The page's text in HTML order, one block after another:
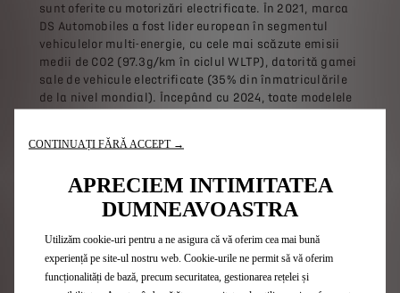
sunt oferite cu motorizări electrificate. În 2021, marca
DS Automobiles a fost lider european în segmentul
vehiculelor multi-energie, cu cele mai scăzute emisii
medii de CO2 (97.3g/km în ciclul WLTP), datorită gamei
sale de vehicule electrificate (35% din înmatriculările
de la nivel mondial). Începând cu 2024, toate modelele
moștenire excepțională, marca DS, născută în anul
2014, își propune să întruchipeze arta franceză a
călătoriei. Produse remarcabile, savoir-faire de lux
CONTINUAȚI FĂRĂ ACCEPT →
APRECIEM INTIMITATEA
DUMNEAVOASTRA
Utilizăm cookie-uri pentru a ne asigura că vă oferim cea mai bună
experiență pe site-ul nostru web. Cookie-urile ne permit să vă oferim
funcționalități de bază, precum securitatea, gestionarea rețelei și